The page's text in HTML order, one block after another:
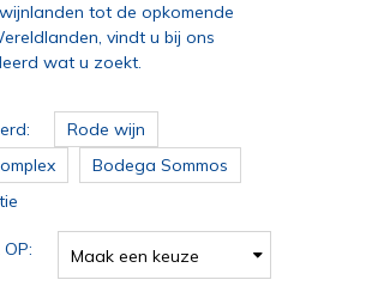
tot de opkomende
vindt u bij ons
wat u zoekt.
Rode wijn
Bodega Sommos
OP: Maak een keuze